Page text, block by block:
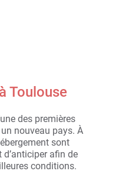
Toulouse
des premières
nouveau pays. À
sont
afin de
conditions.